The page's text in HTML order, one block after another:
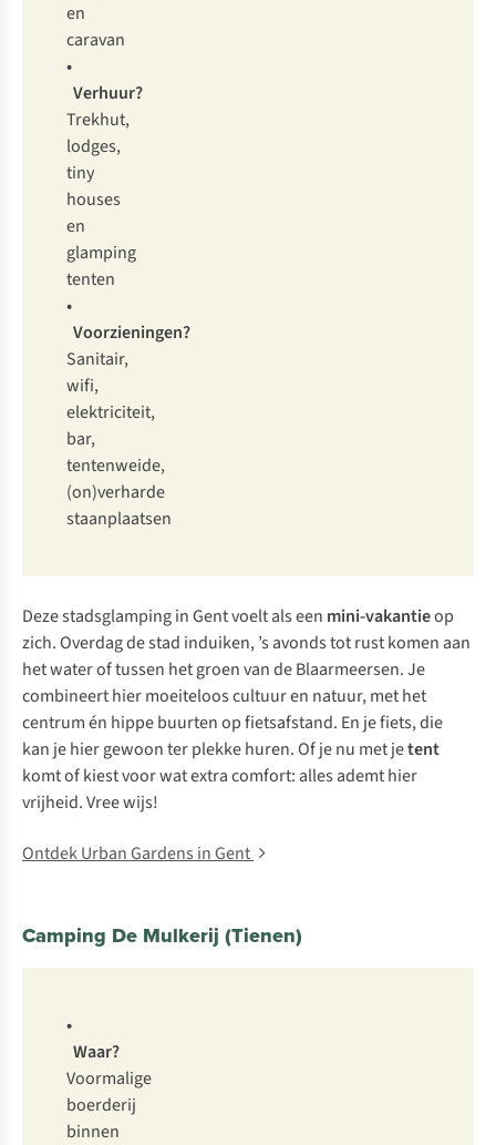
en
caravan
•
Verhuur?
Trekhut,
lodges,
tiny
houses
en
glamping
tenten
•
Voorzieningen?
Sanitair,
wifi,
elektriciteit,
bar,
tentenweide,
(on)verharde
staanplaatsen
Deze stadsglamping in Gent voelt als een mini-vakantieop
zich. Overdag de stad induiken, ’s avonds tot rust komen aan
het water of tussen het groen van de Blaarmeersen. Je
combineert hier moeiteloos cultuur en natuur, met het
centrum én hippe buurten op fietsafstand. En je fiets, die
kan je hier gewoon ter plekke huren. Of je nu met jetent
komt of kiest voor wat extra comfort: alles ademt hier
vrijheid.Vree wijs!
Ontdek Urban Gardens in Gent
Camping De Mulkerij (Tienen)
•
Waar?
Voormalige
boerderij
binnen